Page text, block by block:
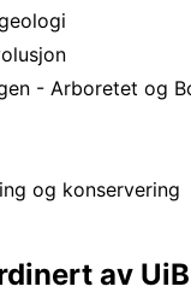
- Arboretet og
og konservering
av UiB